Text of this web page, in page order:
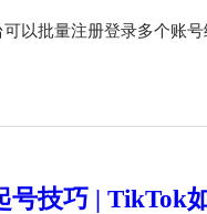
以批量注册登录多个账
号技巧 | TikTok